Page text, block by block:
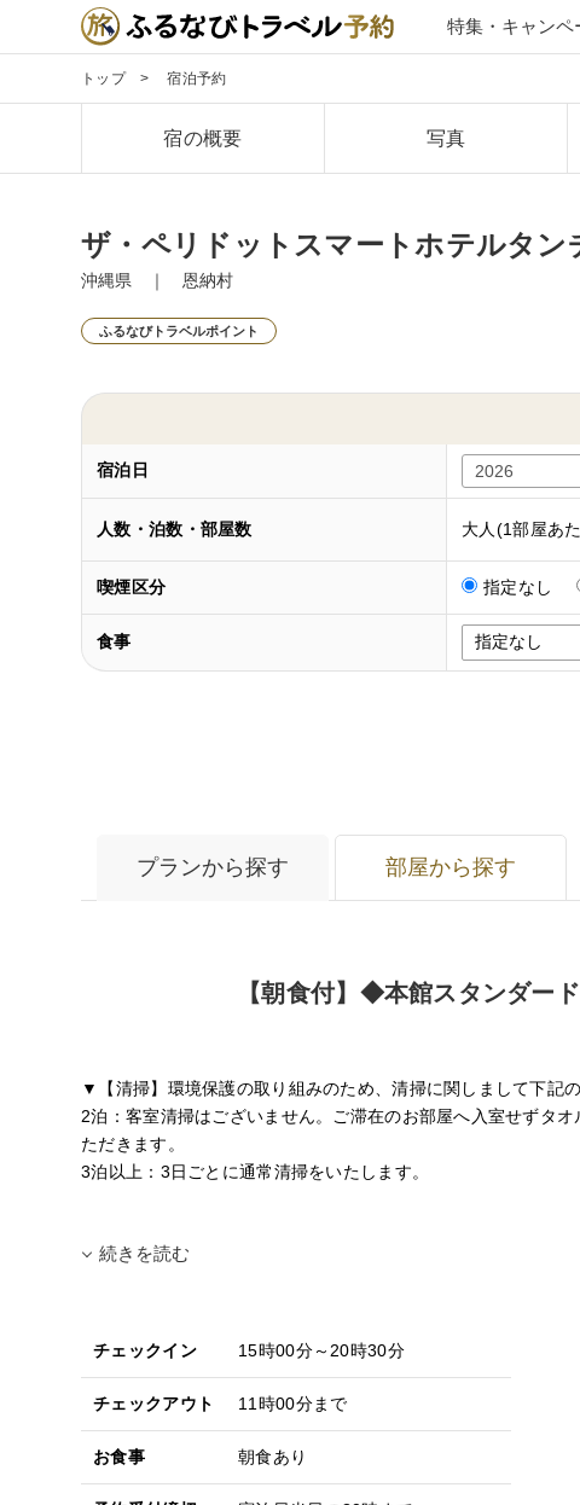
特集・キャンペ
トップ 宿泊予約
宿の概要 写真
ザ・ペリドットスマートホテルタン
沖縄県 ｜ 恩納村
ふるなびトラベルポイント
宿泊日
人数・泊数・部屋数 大人(1部屋あ
喫煙区分 指定なし
食事
プランから探す 部屋から探す
【朝食付】◆本館スタンダー
▼【清掃】環境保護の取り組みのため、清掃に関しまして下記の
2泊：客室清掃はございません。ご滞在のお部屋へ入室せずタ
ただきます。
3泊以上：3日ごとに通常清掃をいたします。
続きを読む
チェックイン 15時00分～20時30分
チェックアウト 11時00分まで
お食事 朝食あり